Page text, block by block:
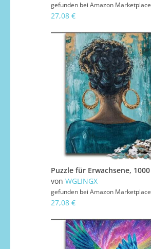
gefunden bei Amazon Marketplace
27,08 €
von WGLINGX
gefunden bei Amazon Marketplace
27,08 €